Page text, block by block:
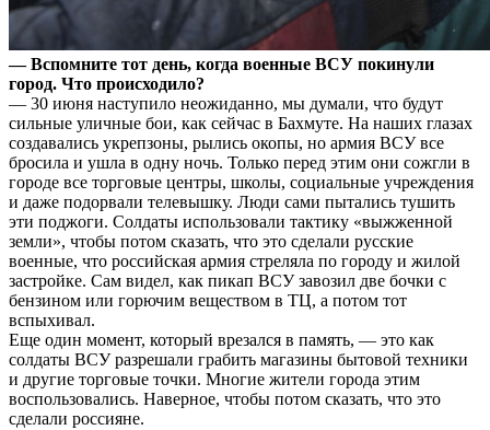
— Вспомните тот день, когда военные ВСУ покинули
город. Что происходило?
— 30 июня наступило неожиданно, мы думали, что будут
сильные уличные бои, как сейчас в Бахмуте. На наших глазах
создавались укрепзоны, рылись окопы, но армия ВСУ все
бросила и ушла в одну ночь. Только перед этим они сожгли в
городе все торговые центры, школы, социальные учреждения
и даже подорвали телевышку. Люди сами пытались тушить
эти поджоги. Солдаты использовали тактику «выжженной
земли», чтобы потом сказать, что это сделали русские
военные, что российская армия стреляла по городу и жилой
застройке. Сам видел, как пикап ВСУ завозил две бочки с
бензином или горючим веществом в ТЦ, а потом тот
вспыхивал.
Еще один момент, который врезался в память, — это как
солдаты ВСУ разрешали грабить магазины бытовой техники
и другие торговые точки. Многие жители города этим
воспользовались. Наверное, чтобы потом сказать, что это
сделали россияне.